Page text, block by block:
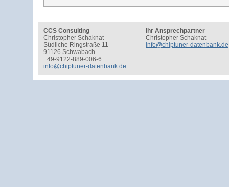
CCS Consulting
Christopher Schaknat
Südliche Ringstraße 11
91126 Schwabach
+49-9122-889-006-6
info@chiptuner-datenbank.de
Ihr Ansprechpartner
Christopher Schaknat
info@chiptuner-datenbank.de